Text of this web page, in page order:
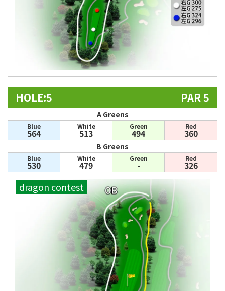
HOLE:5 PAR 5
A Greens
Blue
564
White
513
Green
494
Red
360
B Greens
Blue
530
White
479
Green
-
Red
326
dragon contest